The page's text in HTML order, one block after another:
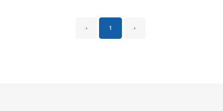
‹ 1 ›